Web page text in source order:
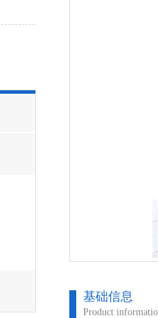
基础信息
Product